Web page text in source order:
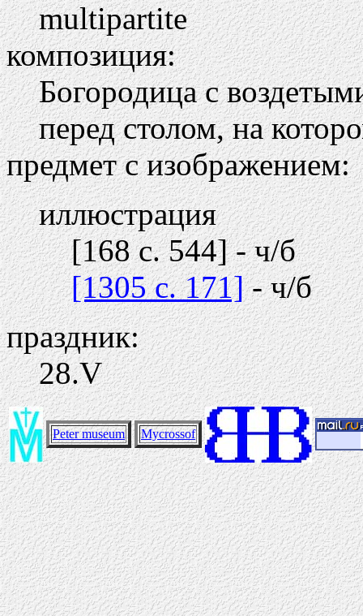
multipartite
композиция:
Богородица с
перед столом, на
предмет с изображением:
иллюстрация
[168 c. 544] - ч/б
[1305 c. 171]- ч/б
праздник:
28.V
Peter museum Mycrossof